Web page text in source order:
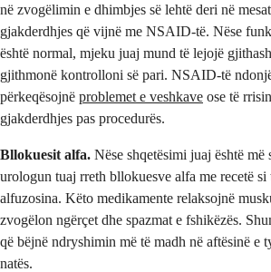
në zvogëlimin e dhimbjes së lehtë deri në
gjakderdhjes që vijnë me NSAID-të. Nëse
është normal, mjeku juaj mund të lejojë
gjithmonë kontrolloni së pari. NSAID-të
përkeqësojnë problemet e veshkave ose të
gjakderdhjes pas procedurës.
Bllokuesit alfa. Nëse shqetësimi juaj është më
urologun tuaj rreth bllokuesve alfa me recetë si
alfuzosina. Këto medikamente relaksojnë
zvogëlon ngërçet dhe spazmat e fshikëzës.
që bëjnë ndryshimin më të madh në aftësinë e
natës.